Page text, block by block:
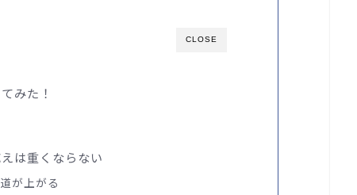
CLOSE
みた！
は重くならない
が上がる